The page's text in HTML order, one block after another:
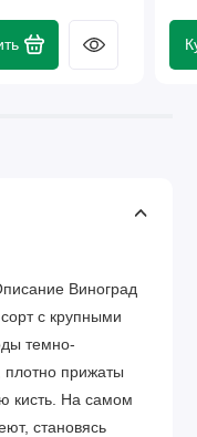
Виноград
с крупными
темно-
прижаты
кисть. На самом
становясь